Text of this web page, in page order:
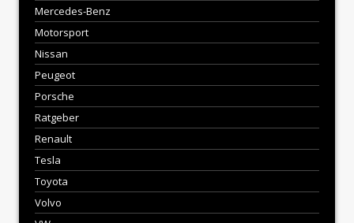
Mercedes-Benz
Motorsport
Nissan
Peugeot
Porsche
Ratgeber
Renault
Tesla
Toyota
Volvo